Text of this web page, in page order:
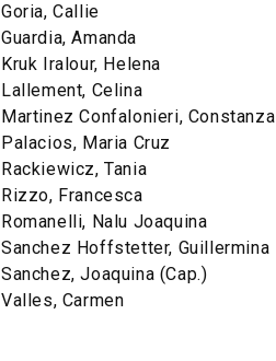
Goria, Callie
Guardia, Amanda
Kruk Iralour, Helena
Lallement, Celina
Martinez Confalonieri, Constanza
Palacios, Maria Cruz
Rackiewicz, Tania
Rizzo, Francesca
Romanelli, Nalu Joaquina
Sanchez Hoffstetter, Guillermina
Sanchez, Joaquina (Cap.)
Valles, Carmen